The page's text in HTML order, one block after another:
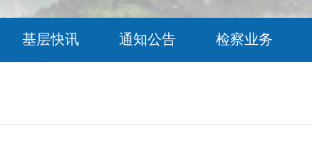
基层快讯 通知公告 检察业务